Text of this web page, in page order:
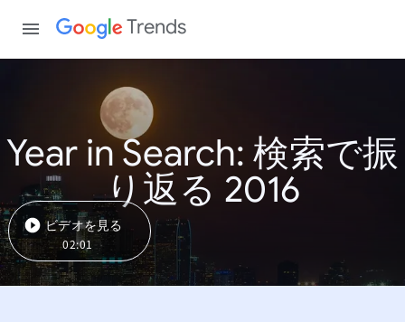
Trends
Year in Search: 検索で振
り返る 2016
ビデオを見る
02:01